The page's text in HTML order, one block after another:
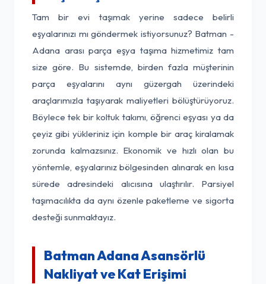
Tam bir evi taşımak yerine sadece belirli
eşyalarınızı mı göndermek istiyorsunuz? Batman -
Adana arası parça eşya taşıma hizmetimiz tam
size göre. Bu sistemde, birden fazla müşterinin
parça eşyalarını aynı güzergah üzerindeki
araçlarımızla taşıyarak maliyetleri bölüştürüyoruz.
Böylece tek bir koltuk takımı, öğrenci eşyası ya da
çeyiz gibi yükleriniz için komple bir araç kiralamak
zorunda kalmazsınız. Ekonomik ve hızlı olan bu
yöntemle, eşyalarınız bölgesinden alınarak en kısa
sürede adresindeki alıcısına ulaştırılır. Parsiyel
taşımacılıkta da aynı özenle paketleme ve sigorta
desteği sunmaktayız.
Batman Adana Asansörlü
Nakliyat ve Kat Erişimi